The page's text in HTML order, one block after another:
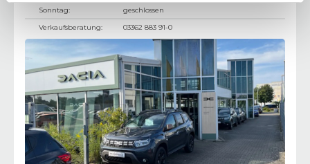
Sonntag:
geschlossen
Verkaufsberatung:
03362 883 91-0